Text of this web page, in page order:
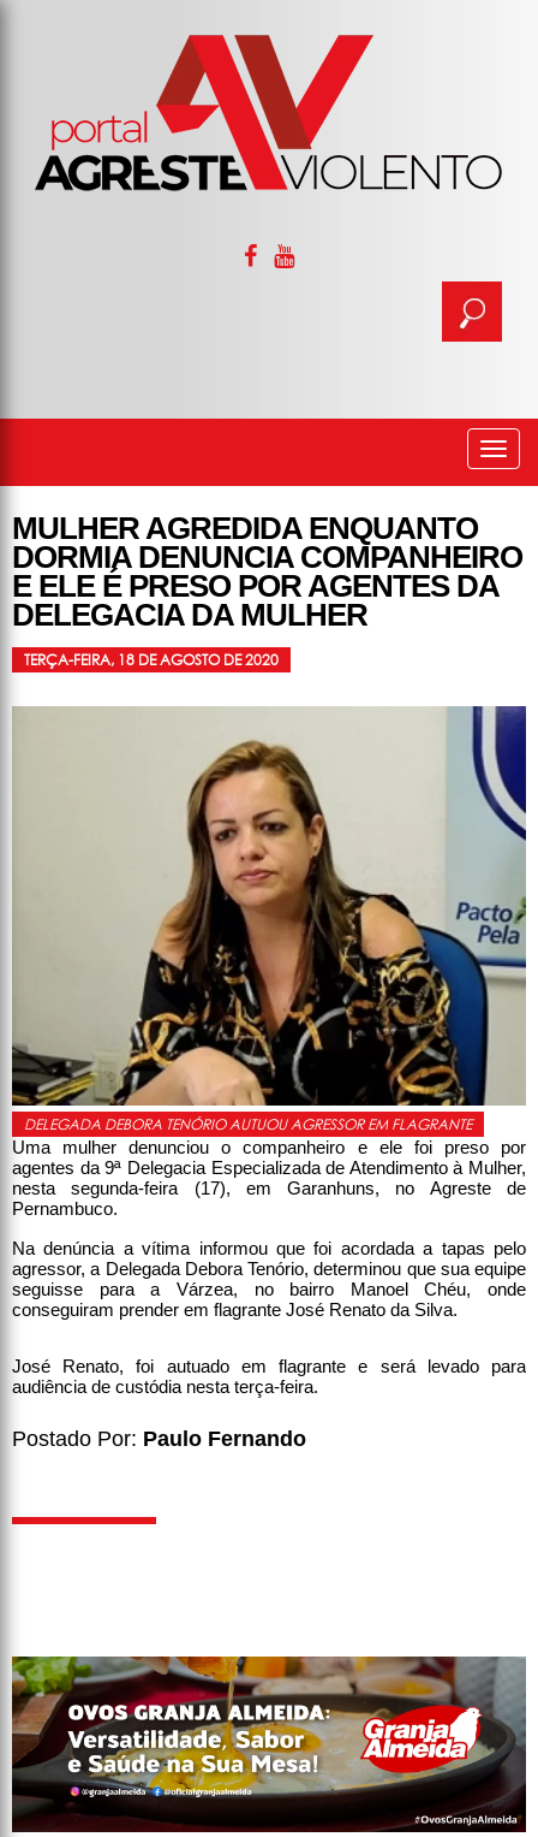
MULHER AGREDIDA ENQUANTO
DORMIA DENUNCIA COMPANHEIRO
E ELE É PRESO POR AGENTES DA
DELEGACIA DA MULHER
TERÇA-FEIRA, 18 DE AGOSTO DE 2020
DELEGADA DEBORA TENÓRIO AUTUOU AGRESSOR EM FLAGRANTE
Uma mulher denunciou o companheiro e ele foi preso por
agentes da 9ª Delegacia Especializada de Atendimento à Mulher,
nesta segunda-feira (17), em Garanhuns, no Agreste de
Pernambuco.
Na denúncia a vítima informou que foi acordada a tapas pelo
agressor, a Delegada Debora Tenório, determinou que sua equipe
seguisse para a Várzea, no bairro Manoel Chéu, onde
conseguiram prender em flagrante José Renato da Silva.
José Renato, foi autuado em flagrante e será levado para
audiência de custódia nesta terça-feira.
Postado Por: Paulo Fernando